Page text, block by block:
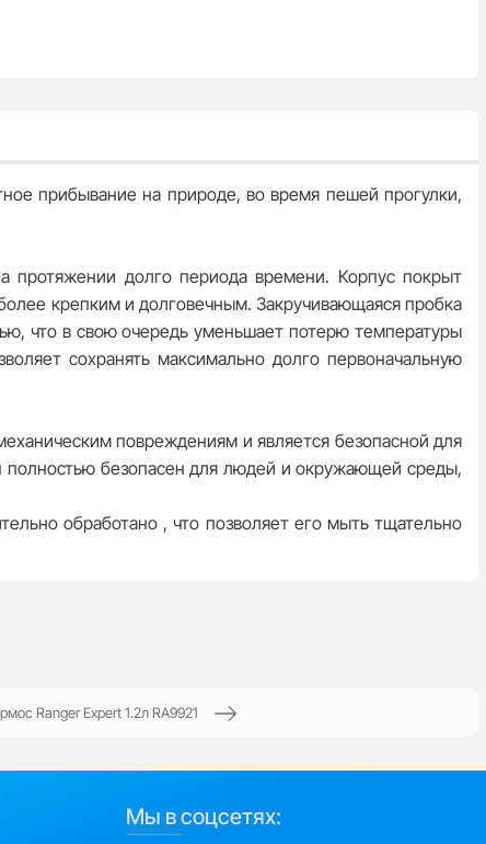
прибывание на природе, во время пешей прогулки,
протяжении долго периода времени. Корпус покрыт
крепким и долговечным. Закручивающаяся пробка
что в свою очередь уменьшает потерю температуры
сохранять максимально долго первоначальную
повреждениям и является безопасной для
полностью безопасен для людей и окружающей среды,
обработано , что позволяет его мыть тщательно
Ranger Expert 1.2л RA9921
Мы в соцсетях: